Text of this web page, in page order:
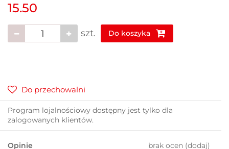
15.50
szt. Do koszyka
Do przechowalni
Program lojalnościowy dostępny jest tylko dla
zalogowanych klientów.
Opinie brak ocen (dodaj)